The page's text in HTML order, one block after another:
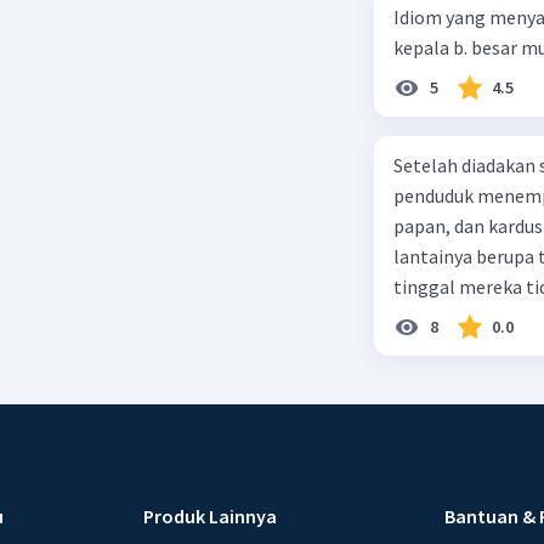
(2) E. (5)-(1)-(3)-
Idiom yang
5 4.5
Setelah diadakan
penduduk
papan, dan
lantainya berupa
tinggal mereka tidak layak
dalam paragraf
8 0.0
Produk Lainnya Bantuan &